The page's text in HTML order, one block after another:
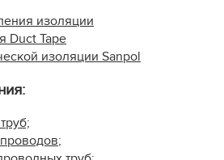
изоляции
Duct Tape
изоляции Sanpol
;